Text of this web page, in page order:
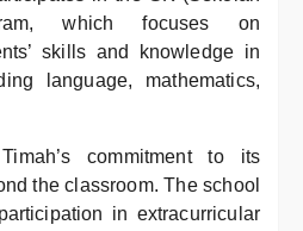
which focuses on
skills and knowledge in
language, mathematics,
commitment to its
the classroom. The school
in extracurricular